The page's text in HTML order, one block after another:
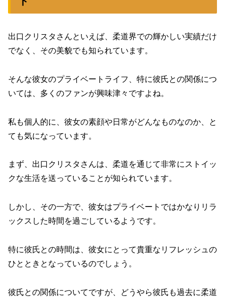
出口クリスタさんといえば、柔道界での輝かしい実績だけ
でなく、その美貌でも知られています。
そんな彼女のプライベートライフ、特に彼氏との関係につ
いては、多くのファンが興味津々ですよね。
私も個人的に、彼女の素顔や日常がどんなものなのか、と
ても気になっています。
まず、出口クリスタさんは、柔道を通じて非常にストイッ
クな生活を送っていることが知られています。
しかし、その一方で、彼女はプライベートではかなりリラ
ックスした時間を過ごしているようです。
特に彼氏との時間は、彼女にとって貴重なリフレッシュの
ひとときとなっているのでしょう。
彼氏との関係についてですが、どうやら彼氏も過去に柔道